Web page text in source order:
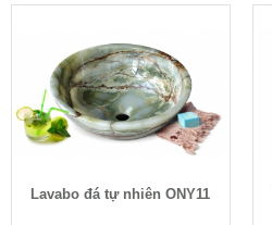
Lavabo đá tự nhiên ONY11